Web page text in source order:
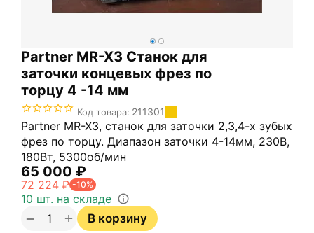
Partner MR-X3 Станок для
заточки концевых фрез по
торцу 4 -14 мм
Код товара: 211301
Partner MR-X3, станок для заточки 2,3,4-х зубых
фрез по торцу. Диапазон заточки 4-14мм, 230В,
180Вт, 5300об/мин
65 000 ₽
72 224 ₽ -10%
10 шт. на складе
+
− В корзину